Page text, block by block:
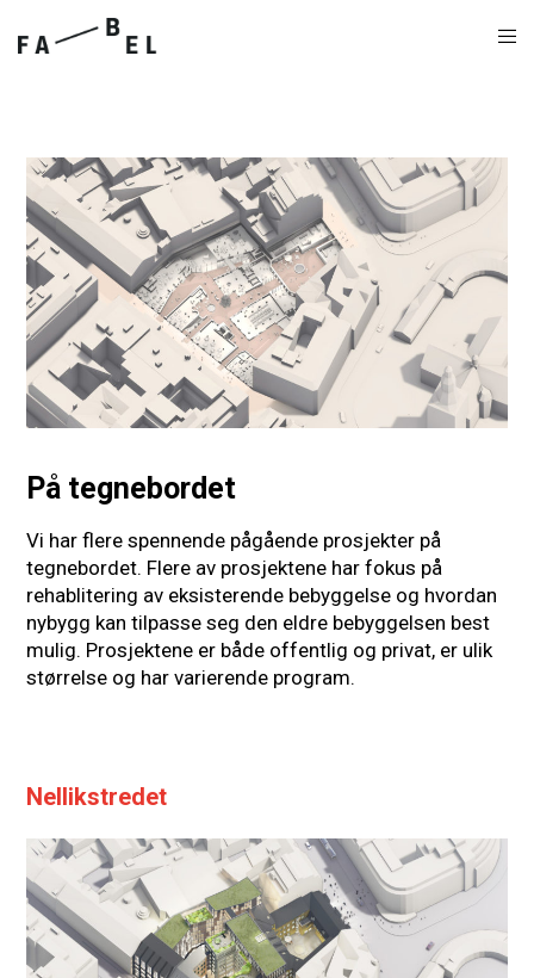
På tegnebordet
Vi har flere spennende pågående prosjekter på
tegnebordet. Flere av prosjektene har fokus på
rehablitering av eksisterende bebyggelse og hvordan
nybygg kan tilpasse seg den eldre bebyggelsen best
mulig. Prosjektene er både offentlig og privat, er ulik
størrelse og har varierende program.
Nellikstredet